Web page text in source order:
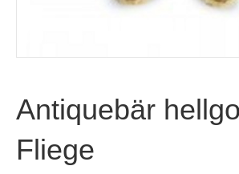
Antiquebär
Fliege